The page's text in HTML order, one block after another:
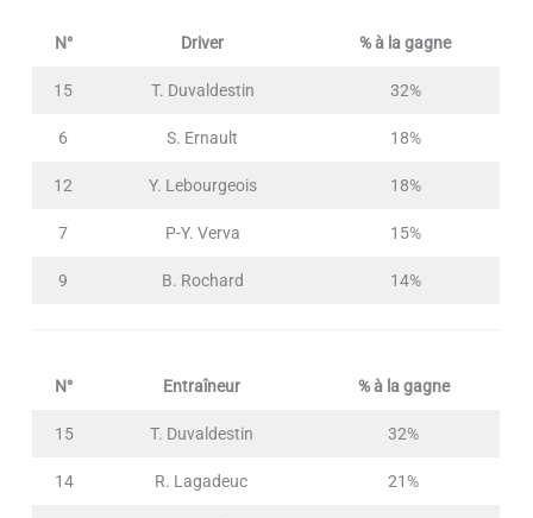
N° Driver % à la gagne
15 T. Duvaldestin 32%
6 S. Ernault 18%
12 Y. Lebourgeois 18%
7 P-Y. Verva 15%
9 B. Rochard 14%
N° Entraîneur % à la gagne
15 T. Duvaldestin 32%
14 R. Lagadeuc 21%